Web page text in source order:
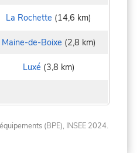
La Rochette (14,6 km)
Maine-de-Boixe (2,8 km)
Luxé (3,8 km)
(BPE), INSEE 2024.